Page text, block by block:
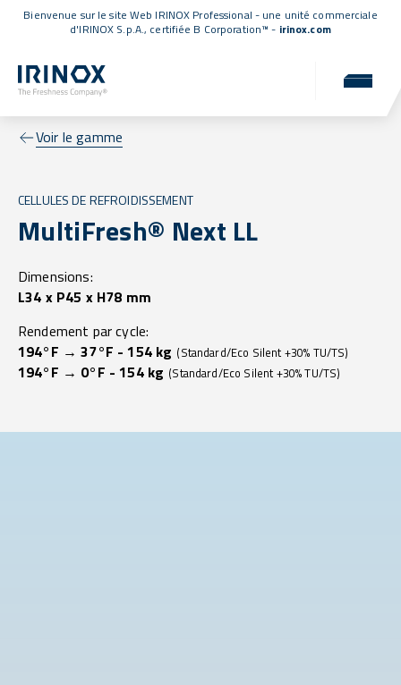
Bienvenue sur le site Web IRINOX Professional - une unité commerciale
d'IRINOX S.p.A., certifiée B Corporation™ - irinox.com
Voir le gamme
CELLULES DE REFROIDISSEMENT
MultiFresh® Next LL
Dimensions:
L34 x P45 x H78 mm
Rendement par cycle:
194°F → 37°F - 154 kg (Standard/Eco Silent +30% TU/TS)
194°F → 0°F - 154 kg (Standard/Eco Silent +30% TU/TS)